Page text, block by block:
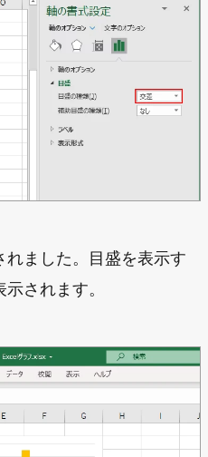
れました。目盛を表示す
されます。